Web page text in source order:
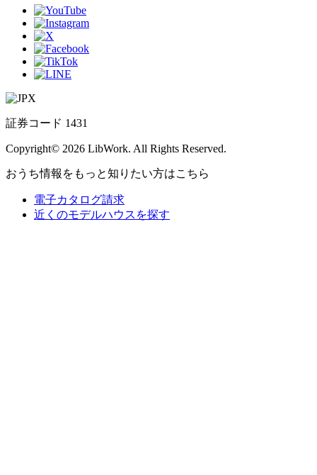
証券コード 1431
Copyright© 2026 LibWork. All Rights Reserved.
おうち情報をもっと知りたい方はこちら
電子カタログ請求
近くのモデルハウスを探す